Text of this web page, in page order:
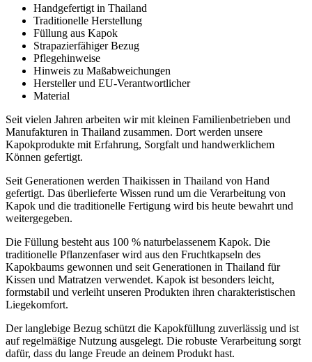
Handgefertigt in Thailand
Traditionelle Herstellung
Füllung aus Kapok
Strapazierfähiger Bezug
Pflegehinweise
Hinweis zu Maßabweichungen
Hersteller und EU-Verantwortlicher
Material
Seit vielen Jahren arbeiten wir mit kleinen Familienbetrieben und
Manufakturen in Thailand zusammen. Dort werden unsere
Kapokprodukte mit Erfahrung, Sorgfalt und handwerklichem
Können gefertigt.
Seit Generationen werden Thaikissen in Thailand von Hand
gefertigt. Das überlieferte Wissen rund um die Verarbeitung von
Kapok und die traditionelle Fertigung wird bis heute bewahrt und
weitergegeben.
Die Füllung besteht aus 100 % naturbelassenem Kapok. Die
traditionelle Pflanzenfaser wird aus den Fruchtkapseln des
Kapokbaums gewonnen und seit Generationen in Thailand für
Kissen und Matratzen verwendet. Kapok ist besonders leicht,
formstabil und verleiht unseren Produkten ihren charakteristischen
Liegekomfort.
Der langlebige Bezug schützt die Kapokfüllung zuverlässig und ist
auf regelmäßige Nutzung ausgelegt. Die robuste Verarbeitung sorgt
dafür, dass du lange Freude an deinem Produkt hast.